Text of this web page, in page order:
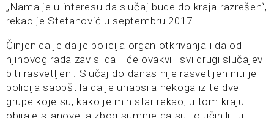
„Nama je u interesu da slučaj bude do kraja razrešen“,
rekao je Stefanović u septembru 2017.
Činjenica je da je policija organ otkrivanja i da od
njihovog rada zavisi da li će ovakvi i svi drugi slučajevi
biti rasvetljeni. Slučaj do danas nije rasvetljen niti je
policija saopštila da je uhapsila nekoga iz te dve
grupe koje su, kako je ministar rekao, u tom kraju
obijale stanove, a zbog sumnje da su to učinili i u